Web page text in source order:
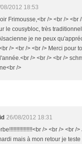
2012 18:53
Frimousse,<br /> <br /> <br
le cousybloc, très
je ne peux
/> <br /> <br /> Merci pour
/> <br /> <br />
/>
26/08/2012 18:31
/> <br /> <br /
mais à mon retour je